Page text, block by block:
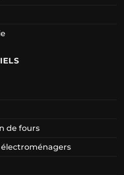
de fours
électroménagers